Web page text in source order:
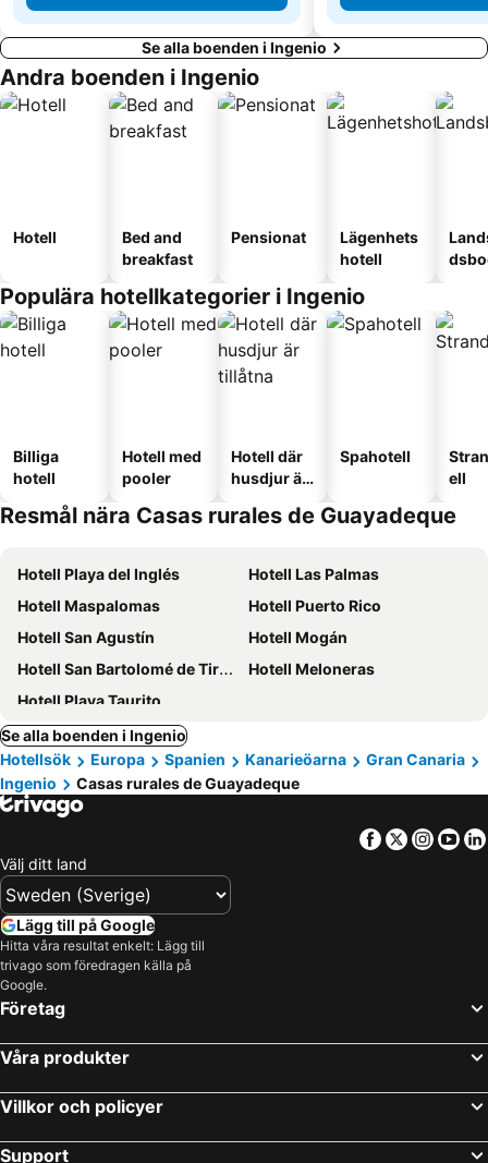
Se alla boenden i Ingenio
Andra boenden i Ingenio
Hotell
Bed and
breakfast
Pensionat
Lägenhets
hotell
Populära hotellkategorier i Ingenio
Billiga
hotell
Hotell med
pooler
Hotell där
husdjur är
Spahotell
ell
Resmål nära Casas rurales de Guayadeque
Hotell Playa del Inglés
Hotell Las Palmas
Hotell Maspalomas
Hotell Puerto Rico
Hotell San Agustín
Hotell Mogán
Hotell San Bartolomé de Tirajana
Hotell Meloneras
Hotell Playa Taurito
Se alla boenden i Ingenio
Hotellsök
Europa Spanien Kanarieöarna
Gran Canaria
Ingenio
Casas rurales de Guayadeque
Facebook
Twitter
Välj ditt land
Lägg till på Google
Hitta våra resultat enkelt: Lägg till
trivago som föredragen källa på
Google.
Företag
Våra produkter
Villkor och policyer
Support